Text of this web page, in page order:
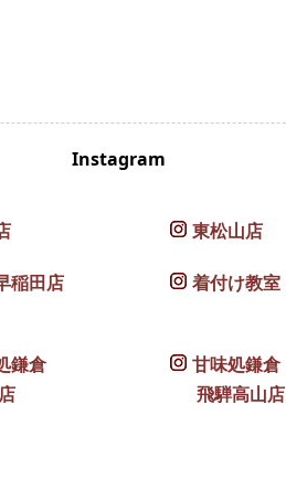
Instagram
東松山店
稲田店 着付け教室
鎌倉
甘味処鎌倉
飛騨高山店